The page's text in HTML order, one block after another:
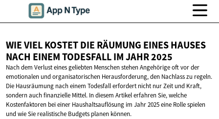
WIE VIEL KOSTET DIE RÄUMUNG EINES HAUSES
NACH EINEM TODESFALL IMJAHR 2025
Nach dem Verlust eines geliebten Menschen stehen Angehörige oft vor der
emotionalen und organisatorischen Herausforderung, den Nachlass zu regeln.
Die Hausräumung nach einem Todesfall erfordert nicht nur Zeit und Kraft,
sondern auch finanzielle Mittel. In diesem Artikel erfahren Sie, welche
Kostenfaktoren bei einer Haushaltsauflösung im Jahr 2025 eine Rolle spielen
und wie Sie realistische Budgets planen können.